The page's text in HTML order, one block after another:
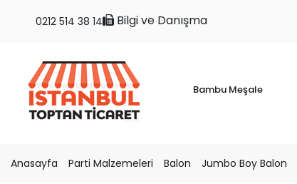
Bilgi ve Danışma
0212 514 38 14
Bambu Meşale
Anasayfa Parti Malzemeleri Balon Jumbo Boy Balon